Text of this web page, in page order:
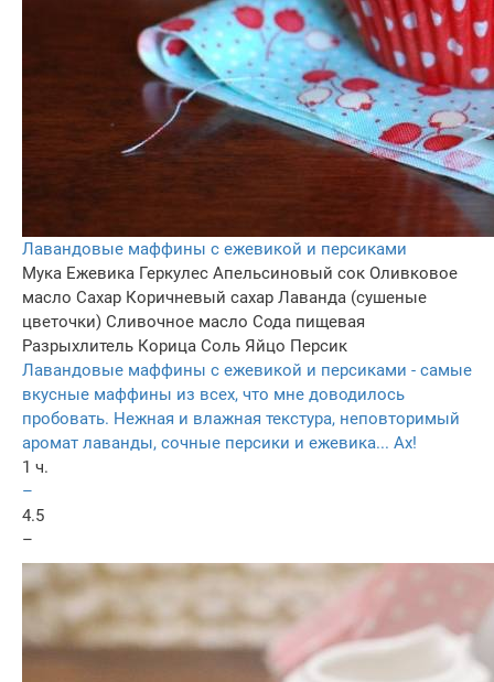
Лавандовые маффины с ежевикой и персиками
Мука Ежевика Геркулес Апельсиновый сок Оливковое
масло Сахар Коричневый сахар Лаванда (сушеные
цветочки) Сливочное масло Сода пищевая
Разрыхлитель Корица Соль Яйцо Персик
Лавандовые маффины с ежевикой и персиками - самые
вкусные маффины из всех, что мне доводилось
пробовать. Нежная и влажная текстура, неповторимый
аромат лаванды, сочные персики и ежевика... Ах!
1 ч.
–
4.5
–